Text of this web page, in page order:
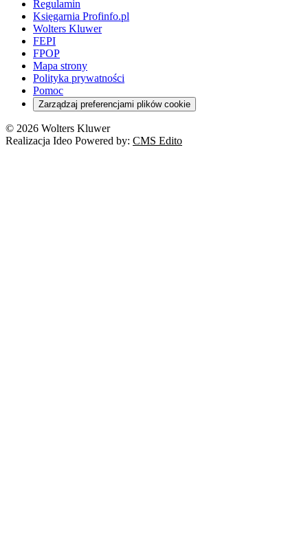
Regulamin
Księgarnia Profinfo.pl
Wolters Kluwer
FEPI
FPOP
Mapa strony
Polityka prywatności
Pomoc
Zarządzaj preferencjami plików cookie
© 2026 Wolters Kluwer
Realizacja Ideo Powered by: CMS Edito